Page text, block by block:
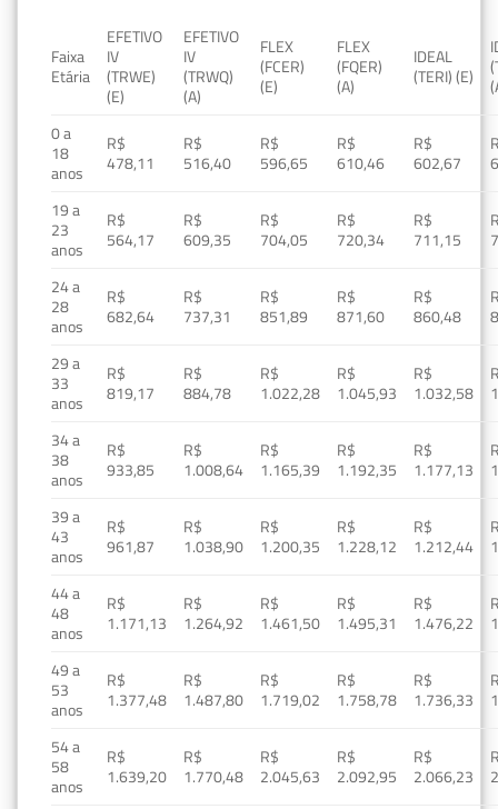
Faixa
Etária
EFETIVO
IV
(TRWE)
(E)
EFETIVO
IV
(TRWQ)
(A)
FLEX
(FCER)
(E)
FLEX
(FQER)
(A)
IDEAL
(TERI) (E)
0 a
18
anos
R$
478,11
R$
516,40
R$
596,65
R$
610,46
R$
602,67
19 a
23
anos
R$
564,17
R$
609,35
R$
704,05
R$
720,34
R$
711,15
24 a
28
anos
R$
682,64
R$
737,31
R$
851,89
R$
871,60
R$
860,48
29 a
33
anos
R$
819,17
R$
884,78
R$
1.022,28
R$
1.045,93
R$
1.032,58
34 a
38
anos
R$
933,85
R$
1.008,64
R$
1.165,39
R$
1.192,35
R$
1.177,13
39 a
43
anos
R$
961,87
R$
1.038,90
R$
1.200,35
R$
1.228,12
R$
1.212,44
44 a
48
anos
R$
1.171,13
R$
1.264,92
R$
1.461,50
R$
1.495,31
R$
1.476,22
49 a
53
anos
R$
1.377,48
R$
1.487,80
R$
1.719,02
R$
1.758,78
R$
1.736,33
54 a
58
anos
R$
1.639,20
R$
1.770,48
R$
2.045,63
R$
2.092,95
R$
2.066,23